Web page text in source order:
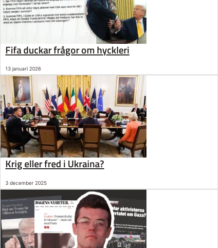
Fifa duckar frågor om hyckleri
13 januari 2026
Krig eller fred i Ukraina?
3 december 2025